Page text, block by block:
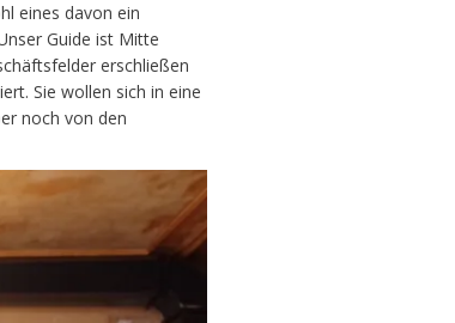
eines davon ein
Guide ist Mitte
erschließen
Sie wollen sich in eine
noch von den